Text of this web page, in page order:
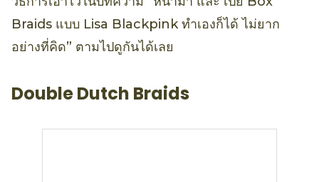
Braids แบบ Lisa Blackpink ทำเองก็ได้ ไม่ยาก
อย่างที่คิด” ตามไปดูกันได้เลย
Double Dutch Braids